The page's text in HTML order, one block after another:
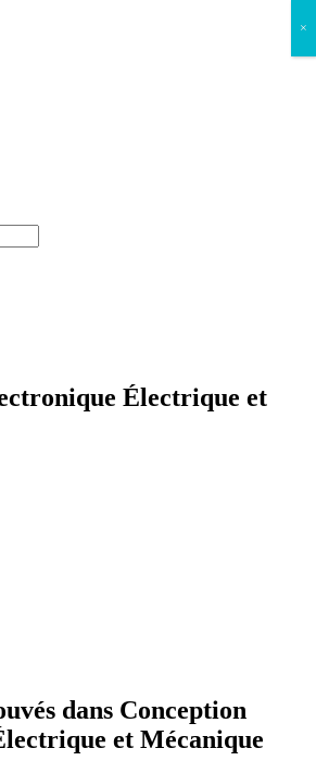
Électrique et
dans Conception
et Mécanique
×